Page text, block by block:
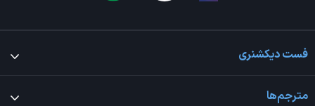
فست دیکشنری
مترجم‌ها